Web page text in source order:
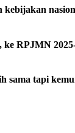
RPJMN
tapi